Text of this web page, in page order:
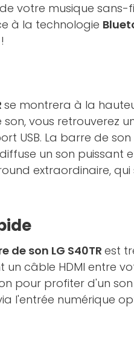
votre musique
à la technologie
se montrera à la
vous retrouverez
USB. La barre de son
un son puissant
extraordinaire,
de son LG S40TR est
câble HDMI entre
pour profiter d'un son
l'entrée numérique